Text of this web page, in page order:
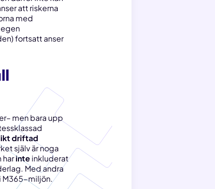
att riskerna
med
fortsatt anser
men bara upp
driftad
själv är noga
harinteinkluderat
Med andra
M365-miljön.